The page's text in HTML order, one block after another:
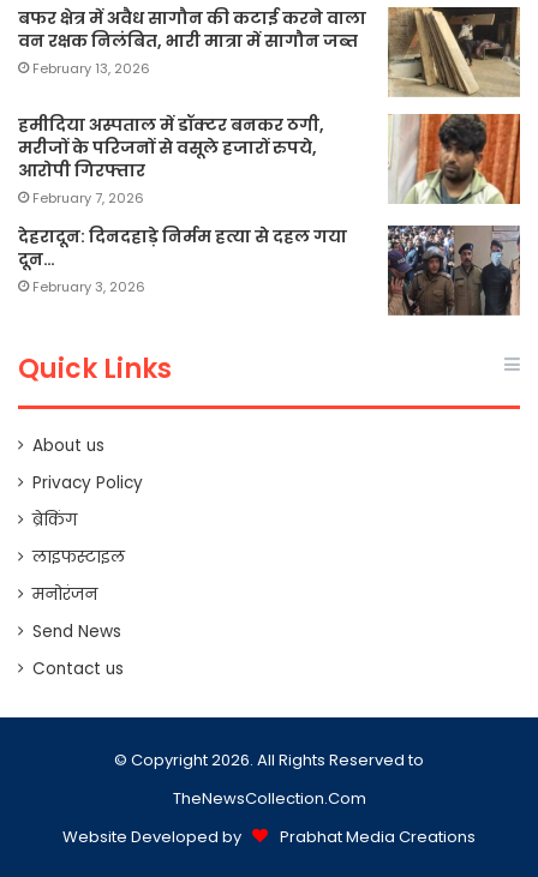
बफर क्षेत्र में अवैध सागौन की कटाई करने वाला
वन रक्षक निलंबित, भारी मात्रा में सागौन जब्त
February 13, 2026
हमीदिया अस्पताल में डॉक्टर बनकर ठगी,
मरीजों के परिजनों से वसूले हजारों रुपये,
आरोपी गिरफ्तार
February 7, 2026
देहरादून: दिनदहाड़े निर्मम हत्या से दहल गया
दून…
February 3, 2026
Quick Links
About us
Privacy Policy
ब्रेकिंग
लाइफस्टाइल
मनोरंजन
Send News
Contact us
© Copyright 2026. All Rights Reserved to
TheNewsCollection.Com
Website Developed by
Prabhat Media Creations